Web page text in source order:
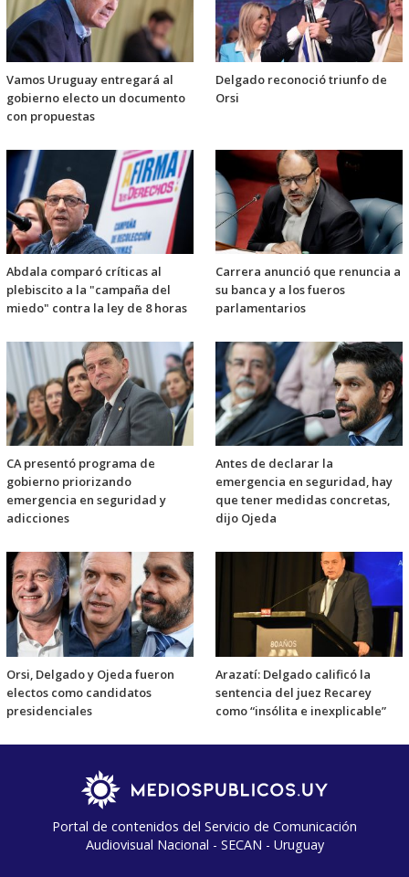
Vamos Uruguay entregará al
gobierno electo un documento
con propuestas
Delgado reconoció triunfo de
Orsi
Abdala comparó críticas al
plebiscito a la "campaña del
miedo" contra la ley de 8 horas
Carrera anunció que renuncia a
su banca y a los fueros
parlamentarios
CA presentó programa de
gobierno priorizando
emergencia en seguridad y
adicciones
Antes de declarar la
emergencia en seguridad, hay
que tener medidas concretas,
dijo Ojeda
Orsi, Delgado y Ojeda fueron
electos como candidatos
presidenciales
Arazatí: Delgado calificó la
sentencia del juez Recarey
como “insólita e inexplicable”
Portal de contenidos del Servicio de Comunicación
Audiovisual Nacional - SECAN - Uruguay